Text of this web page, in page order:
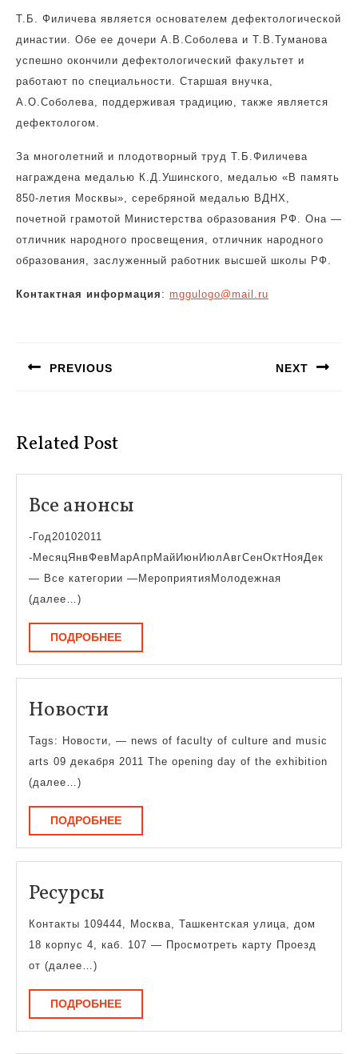
Т.Б. Филичева является основателем дефектологической
династии. Обе ее дочери А.В.Соболева и Т.В.Туманова
успешно окончили дефектологический факультет и
работают по специальности. Старшая внучка,
А.О.Соболева, поддерживая традицию, также является
дефектологом.
За многолетний и плодотворный труд Т.Б.Филичева
награждена медалью К.Д.Ушинского, медалью «В память
850-летия Москвы», серебряной медалью ВДНХ,
почетной грамотой Министерства образования РФ. Она —
отличник народного просвещения, отличник народного
образования, заслуженный работник высшей школы РФ.
Контактная информация : mggulogo@mail.ru
записям
PREVIOUS NEXT
Related Post
Все анонсы
-Год20102011
-МесяцЯнвФевМарАпрМайИюнИюлАвгСенОктНояДек
— Все категории —МероприятияМолодежная
(далее…)
ПОДРОБНЕЕПОДРОБНЕЕ
Новости
Tags: Новости, — news of faculty of culture and music
arts 09 декабря 2011 The opening day of the exhibition
(далее…)
ПОДРОБНЕЕПОДРОБНЕЕ
Ресурсы
Контакты 109444, Москва, Ташкентская улица, дом
18 корпус 4, каб. 107 — Просмотреть карту Проезд
от (далее…)
ПОДРОБНЕЕПОДРОБНЕЕ